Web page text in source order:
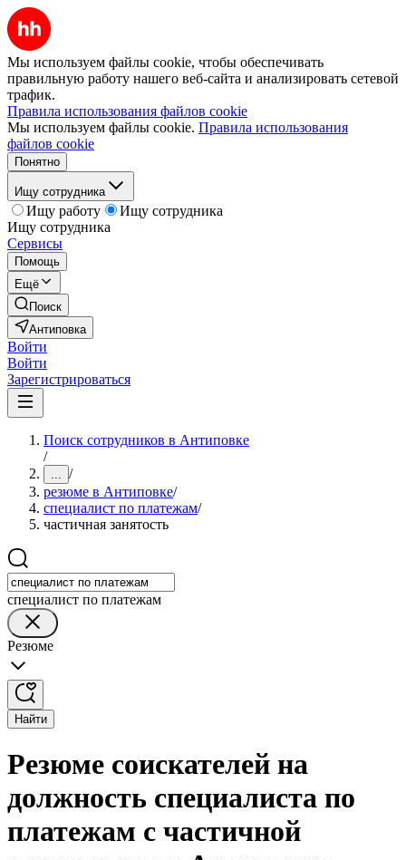
Мы используем файлы cookie, чтобы обеспечивать
правильную работу нашего веб-сайта и анализировать сетевой
трафик.
Правила использования файлов cookie
Мы используем файлы cookie. Правила использования
файлов cookie
Понятно
Ищу сотрудника
Ищу работу
Ищу сотрудника
Ищу сотрудника
Сервисы
Помощь
Ещё
Поиск
Антиповка
Войти
Войти
Зарегистрироваться
Поиск сотрудников в Антиповке
/
... /
резюме в Антиповке/
специалист по платежам/
частичная занятость
специалист по платежам
Резюме
Найти
Резюме соискателей на
должность специалиста по
платежам с частичной